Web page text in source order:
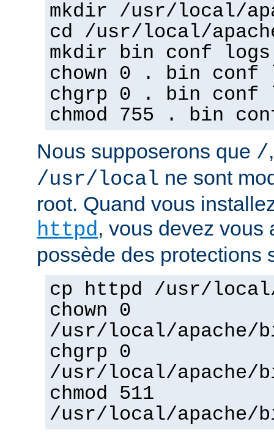
mkdir /usr/local/
cd /usr/local/
mkdir bin conf logs
chown 0 . bin conf
chgrp 0 . bin conf
chmod 755 . bin
Nous supposerons que /
/usr/local ne sont
root. Quand vous
httpd, vous devez vous
possède des protections
cp httpd /usr/
chown 0
/usr/local/apache/
chgrp 0
/usr/local/apache/
chmod 511
/usr/local/apache/